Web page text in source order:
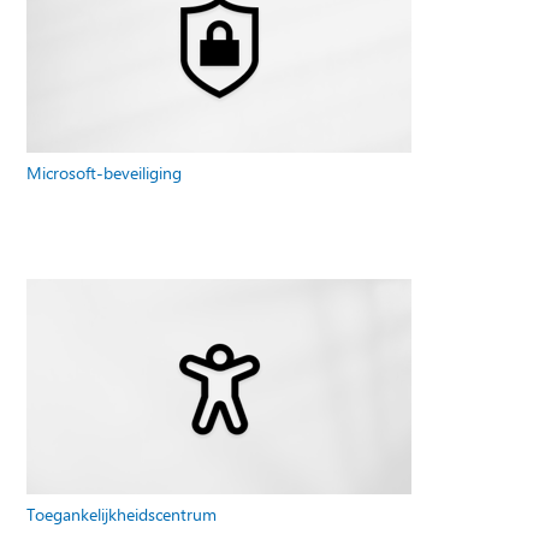
Microsoft-beveiliging
Toegankelijkheidscentrum